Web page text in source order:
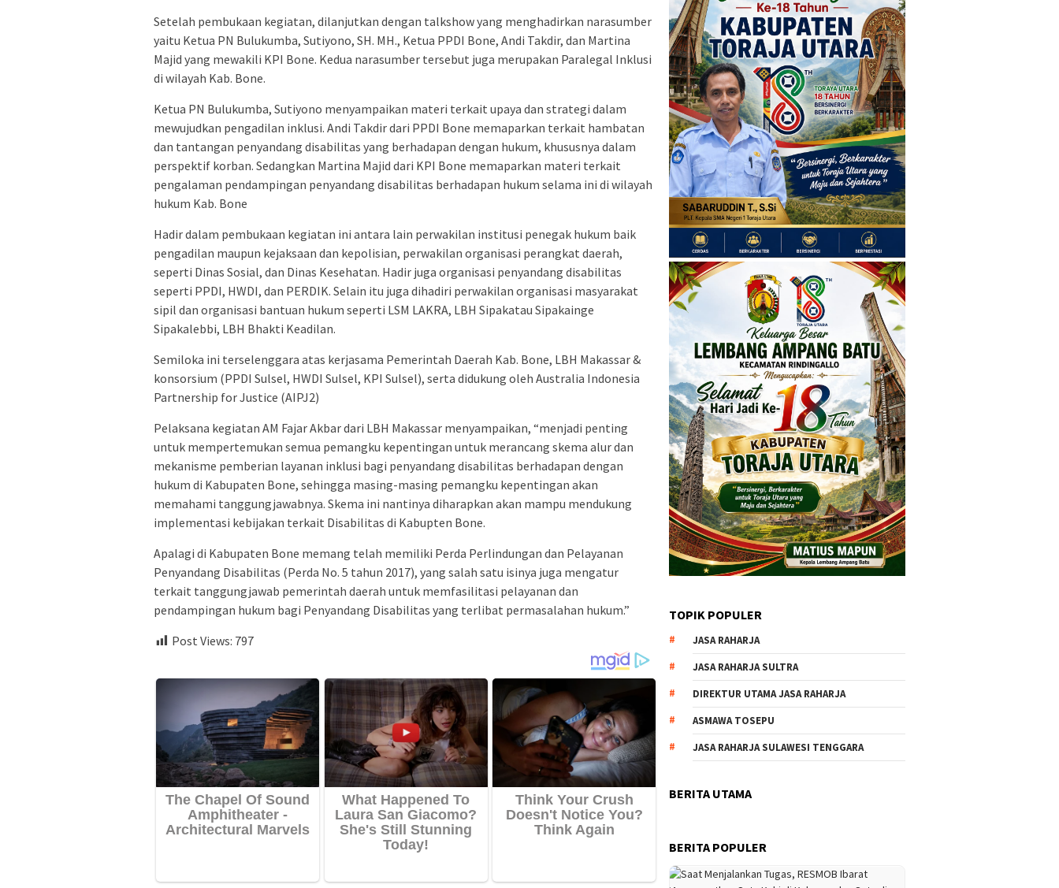
Setelah pembukaan kegiatan, dilanjutkan dengan talkshow yang menghadirkan narasumber
yaitu Ketua PN Bulukumba, Sutiyono, SH. MH., Ketua PPDI Bone, Andi Takdir, dan Martina
Majid yang mewakili KPI Bone. Kedua narasumber tersebut juga merupakan Paralegal Inklusi
di wilayah Kab. Bone.
Ketua PN Bulukumba, Sutiyono menyampaikan materi terkait upaya dan strategi dalam
mewujudkan pengadilan inklusi. Andi Takdir dari PPDI Bone memaparkan terkait hambatan
dan tantangan penyandang disabilitas yang berhadapan dengan hukum, khususnya dalam
perspektif korban. Sedangkan Martina Majid dari KPI Bone memaparkan materi terkait
pengalaman pendampingan penyandang disabilitas berhadapan hukum selama ini di wilayah
hukum Kab. Bone
Hadir dalam pembukaan kegiatan ini antara lain perwakilan institusi penegak hukum baik
pengadilan maupun kejaksaan dan kepolisian, perwakilan organisasi perangkat daerah,
seperti Dinas Sosial, dan Dinas Kesehatan. Hadir juga organisasi penyandang disabilitas
seperti PPDI, HWDI, dan PERDIK. Selain itu juga dihadiri perwakilan organisasi masyarakat
sipil dan organisasi bantuan hukum seperti LSM LAKRA, LBH Sipakatau Sipakainge
Sipakalebbi, LBH Bhakti Keadilan.
Semiloka ini terselenggara atas kerjasama Pemerintah Daerah Kab. Bone, LBH Makassar &
konsorsium (PPDI Sulsel, HWDI Sulsel, KPI Sulsel), serta didukung oleh Australia Indonesia
Partnership for Justice (AIPJ2)
Pelaksana kegiatan AM Fajar Akbar dari LBH Makassar menyampaikan, “menjadi penting
untuk mempertemukan semua pemangku kepentingan untuk merancang skema alur dan
mekanisme pemberian layanan inklusi bagi penyandang disabilitas berhadapan dengan
hukum di Kabupaten Bone, sehingga masing-masing pemangku kepentingan akan
memahami tanggungjawabnya. Skema ini nantinya diharapkan akan mampu mendukung
implementasi kebijakan terkait Disabilitas di Kabupten Bone.
Apalagi di Kabupaten Bone memang telah memiliki Perda Perlindungan dan Pelayanan
Penyandang Disabilitas (Perda No. 5 tahun 2017), yang salah satu isinya juga mengatur
terkait tanggungjawab pemerintah daerah untuk memfasilitasi pelayanan dan
pendampingan hukum bagi Penyandang Disabilitas yang terlibat permasalahan hukum.”
Post Views: 797
TOPIK POPULER
JASA RAHARJA
JASA RAHARJA SULTRA
DIREKTUR UTAMA JASA RAHARJA
ASMAWA TOSEPU
JASA RAHARJA SULAWESI TENGGARA
BERITA UTAMA
BERITA POPULER